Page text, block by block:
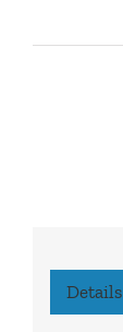
Details